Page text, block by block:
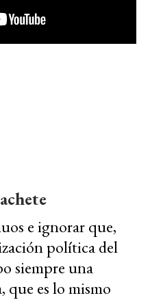
e ignorar que,
política del
siempre una
que es lo mismo